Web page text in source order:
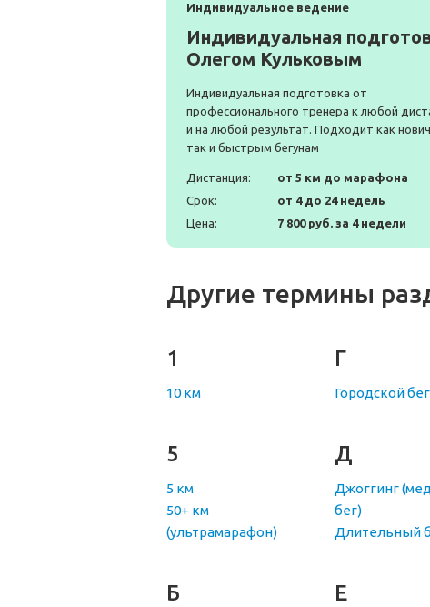
Индивидуальное ведение
Индивидуальная
Олегом Кульковым
Индивидуальная подготовка от
профессионального тренера к любой
и на любой результат. Подходит как
так и быстрым бегунам
Дистанция:
от 5 км до марафона
Срок:
от 4 до 24 недель
Цена:
7 800 руб. за 4 недели
Другие термины
1
10 км
5
5 км
50+ км
(ультрамарафон)
Б
Г
Городской бег
Д
Джоггинг
бег)
Длительный
Е